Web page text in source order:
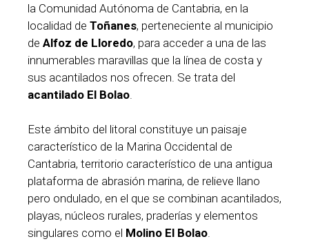
la Comunidad Autónoma de Cantabria, en la
localidad de Toñanes, perteneciente al municipio
de Alfoz de Lloredo, para acceder a una de las
innumerables maravillas que la línea de costa y
sus acantilados nos ofrecen. Se trata del
acantilado El Bolao
Este ámbito del litoral constituye un paisaje
característico de la Marina Occidental de
Cantabria, territorio característico de una antigua
plataforma de abrasión marina, de relieve llano
pero ondulado, en el que se combinan acantilados,
playas, núcleos rurales, praderías y elementos
singulares como el Molino El Bolao.